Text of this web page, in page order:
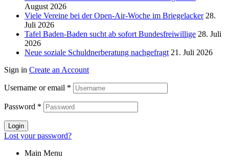
August 2026
Viele Vereine bei der Open-Air-Woche im Briegelacker 28.
Juli 2026
Tafel Baden-Baden sucht ab sofort Bundesfreiwillige 28. Juli
2026
Neue soziale Schuldnerberatung nachgefragt 21. Juli 2026
Sign in Create an Account
Username or email *
Password *
Login
Lost your password?
Main Menu